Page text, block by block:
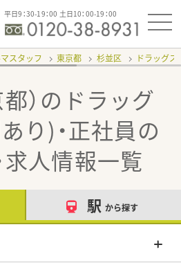
平日9：30-19：00 土日10：00-19：00
スタッフ 東京都 杉並区 ドラッグ
）のドラッグ
り)・正社員の
求人情報一覧
駅 から探す